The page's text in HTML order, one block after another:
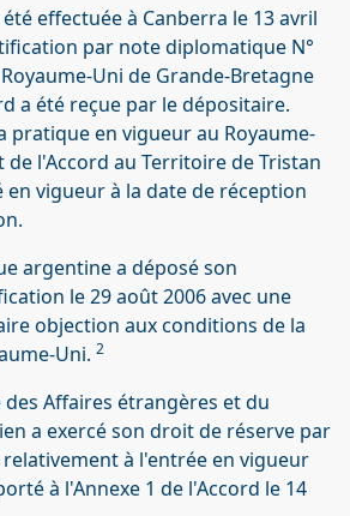
effectuée à Canberra le 13 avril
par note diplomatique N°
Uni de Grande-Bretagne
a été reçue par le dépositaire.
pratique en vigueur au Royaume-
de l'Accord au Territoire de Tristan
en vigueur à la date de réception
a déposé son
le 29 août 2006 avec une
objection aux conditions de la
Uni. 2
Affaires étrangères et du
a exercé son droit de réserve par
à l'entrée en vigueur
à l'Annexe 1 de l'Accord le 14